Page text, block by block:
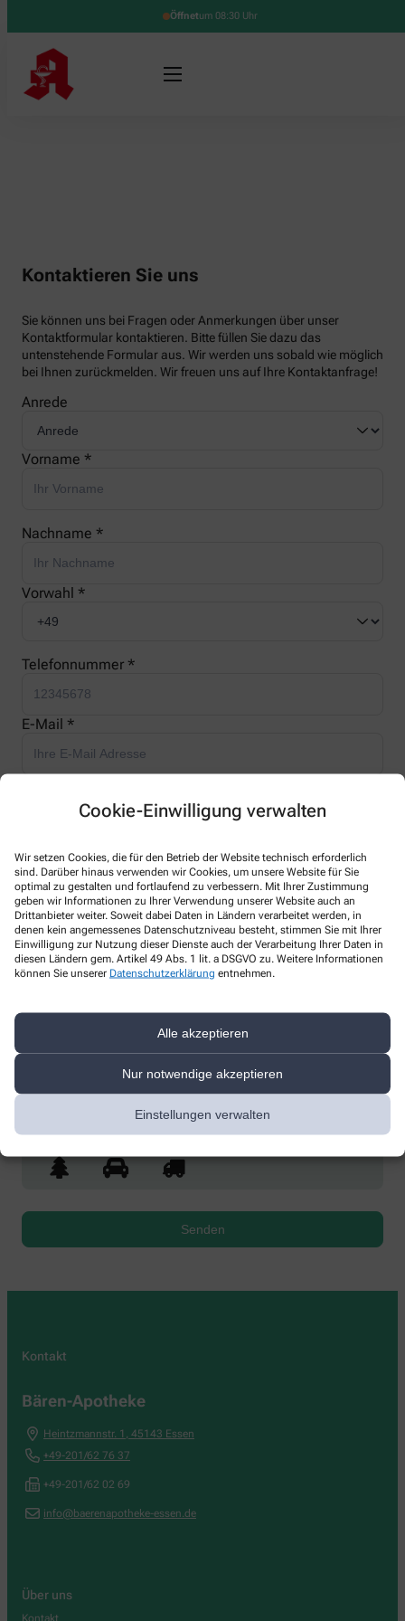
Cookie-Einwilligung verwalten
Wir setzen Cookies, die für den Betrieb der Website technisch erforderlich
sind. Darüber hinaus verwenden wir Cookies, um unsere Website für Sie
optimal zu gestalten und fortlaufend zu verbessern. Mit Ihrer Zustimmung
geben wir Informationen zu Ihrer Verwendung unserer Website auch an
Drittanbieter weiter. Soweit dabei Daten in Ländern verarbeitet werden, in
denen kein angemessenes Datenschutzniveau besteht, stimmen Sie mit Ihrer
Einwilligung zur Nutzung dieser Dienste auch der Verarbeitung Ihrer Daten in
diesen Ländern gem. Artikel 49 Abs. 1 lit. a DSGVO zu. Weitere Informationen
können Sie unserer Datenschutzerklärung entnehmen.
Alle akzeptieren
Nur notwendige akzeptieren
Einstellungen verwalten
Öffnetum 08:30 Uhr
Kontaktieren Sie uns
Sie können uns bei Fragen oder Anmerkungen über unser
Kontaktformular kontaktieren. Bitte füllen Sie dazu das
untenstehende Formular aus. Wir werden uns sobald wie möglich
bei Ihnen zurückmelden. Wir freuen uns auf Ihre Kontaktanfrage!
Anrede
Vorname *
Nachname *
Vorwahl *
Telefonnummer *
E-Mail *
* Bitte füllen Sie die Pflichtfelder aus
Ich erkläre mich damit einverstanden, dass die von mir angegebenen
Daten elektronisch erfasst und gespeichert und meine Daten an die
der Verarbeitung ist Art. 6 Abs. 1 lit. a DS-GVO. Die Einwilligung kann
jederzeit widerrufen werden, z.B. per E-Mail an
.
Ihre Daten werden ausschließlich zur Bearbeitung Ihrer Anfrage
verwendet. Weitere Informationen zum Datenschutz finden Sie unter
Datenschutz
Kontakt
Bären-Apotheke
Heintzmannstr. 1 , 45143 Essen
+49-201/62 76 37
+49-201/62 02 69
info@baerenapotheke-essen.de
Über uns
Kontakt